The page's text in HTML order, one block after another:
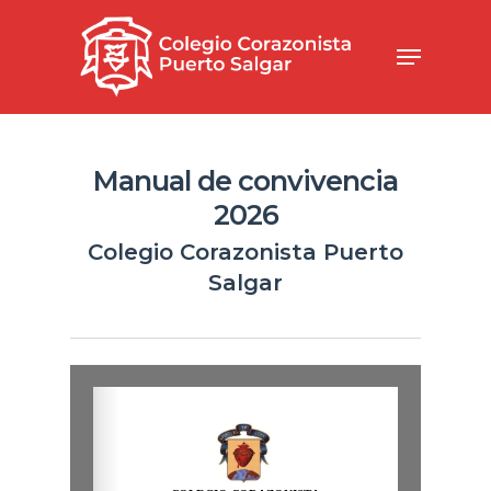
Manual de convivencia
2026
Colegio Corazonista Puerto
Salgar